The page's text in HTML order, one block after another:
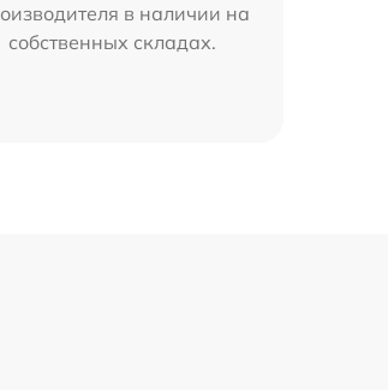
в наличии на
собственных складах.